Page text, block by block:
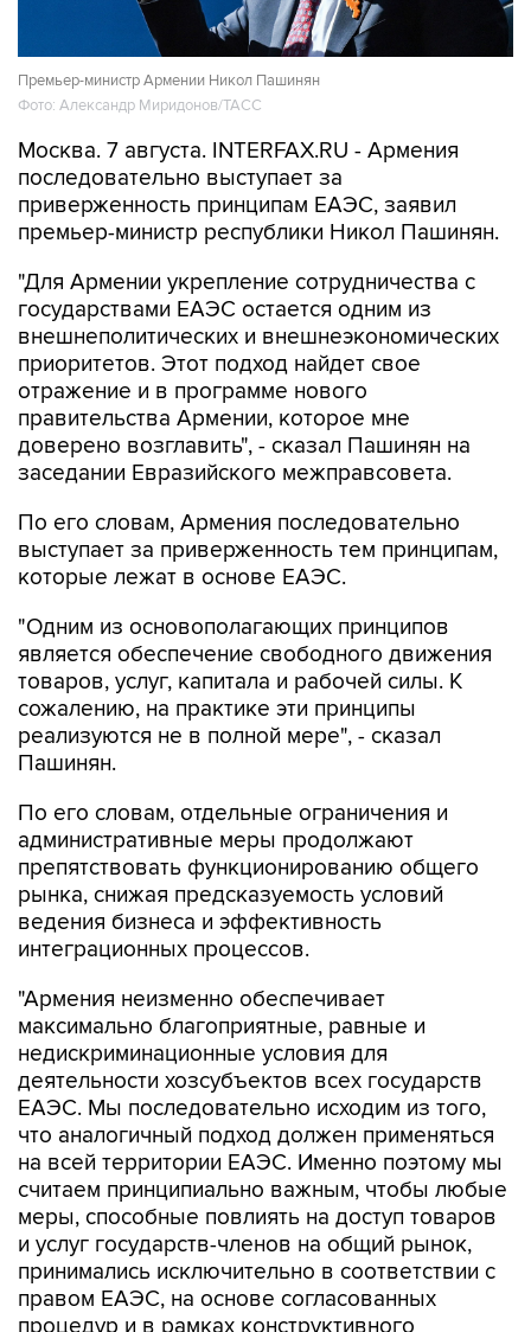
Премьер-министр Армении Никол Пашинян
Фото: Александр Миридонов/ТАСС
Москва. 7 августа. INTERFAX.RU - Армения
последовательно выступает за
приверженность принципам ЕАЭС, заявил
премьер-министр республики Никол Пашинян.
"Для Армении укрепление сотрудничества с
государствами ЕАЭС остается одним из
внешнеполитических и внешнеэкономических
приоритетов. Этот подход найдет свое
отражение и в программе нового
правительства Армении, которое мне
доверено возглавить", - сказал Пашинян на
заседании Евразийского межправсовета.
По его словам, Армения последовательно
выступает за приверженность тем принципам,
которые лежат в основе ЕАЭС.
"Одним из основополагающих принципов
является обеспечение свободного движения
товаров, услуг, капитала и рабочей силы. К
сожалению, на практике эти принципы
реализуются не в полной мере", - сказал
Пашинян.
По его словам, отдельные ограничения и
административные меры продолжают
препятствовать функционированию общего
рынка, снижая предсказуемость условий
ведения бизнеса и эффективность
интеграционных процессов.
"Армения неизменно обеспечивает
максимально благоприятные, равные и
недискриминационные условия для
деятельности хозсубъектов всех государств
ЕАЭС. Мы последовательно исходим из того,
что аналогичный подход должен применяться
на всей территории ЕАЭС. Именно поэтому мы
считаем принципиально важным, чтобы любые
меры, способные повлиять на доступ товаров
и услуг государств-членов на общий рынок,
принимались исключительно в соответствии с
правом ЕАЭС, на основе согласованных